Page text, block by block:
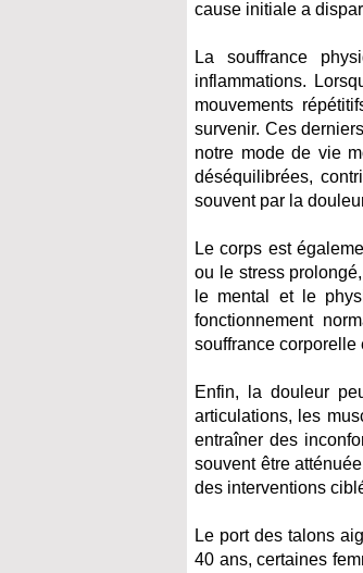
cause initiale a
La souffrance
inflammations.
mouvements
survenir. Ces
notre mode de vie
déséquilibrées,
souvent par la
Le corps est
ou le stress
le mental et le
fonctionnement
souffrance corporelle
Enfin, la douleur
articulations, les
entraîner des
souvent être
des interventions
Le port des talons
40 ans, certaines